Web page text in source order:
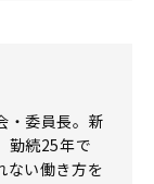
・委員長。新
勤続25年で
ない働き方を